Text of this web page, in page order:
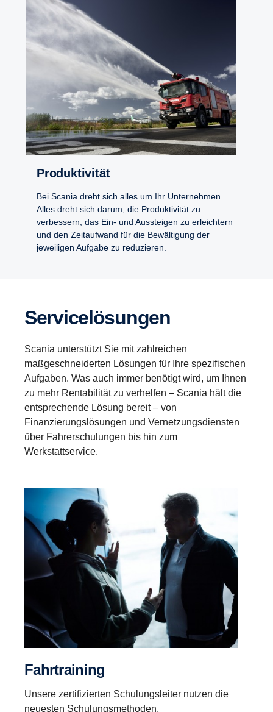
Produk­ti­vität
Bei Scania dreht sich alles um Ihr Unternehmen.
Alles dreht sich darum, die Produktivität zu
verbessern, das Ein- und Aussteigen zu erleichtern
und den Zeitaufwand für die Bewältigung der
jeweiligen Aufgabe zu reduzieren.
Service­lö­sungen
Scania unterstützt Sie mit zahlreichen
maßgeschneiderten Lösungen für Ihre spezifischen
Aufgaben. Was auch immer benötigt wird, um Ihnen
zu mehr Rentabilität zu verhelfen – Scania hält die
entsprechende Lösung bereit – von
Finanzierungslösungen und Vernetzungsdiensten
über Fahrerschulungen bis hin zum
Werkstattservice.
Fahrtrai­ning
Unsere zertifizierten Schulungsleiter nutzen die
neuesten Schulungsmethoden.